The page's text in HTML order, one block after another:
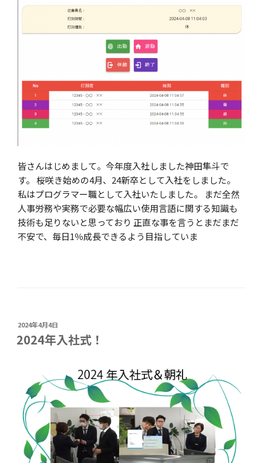
皆さんはじめまして。今年度入社しました神田隼斗で
す。 桜咲き始めの4月、24新卒として入社をしました。
私はプログラマー職として入社いたしました。 まだ全然
人事労務や実務で必要な幅広い使用言語に関する知識も
技術も足りないと思っており 正直な事を言うとまだまだ
不安で、毎日1％成長できるよう目指していま
投
稿
日:
2024年4月4日
2024年入社式！